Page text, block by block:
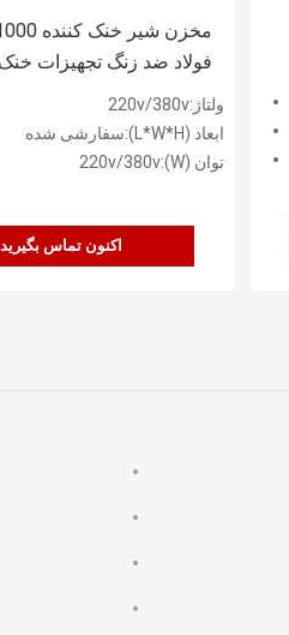
فولاد ضد زنگ تجهیزات
برای شیر فلهولتاژ:220v/380v
ابعاد (L*W*H):سفارشی شده
توان (W):220v/380v
اکنون تماس بگیرید